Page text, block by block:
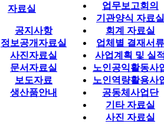
자료실
공지사항
정보공개자료실
사진자료실
문서자료실
보도자료
생산품안내
업무보고회의
기관양식 자료실
회계 자료실
업체별 결재서류
사업계획 및 실
노인공익활동사
노인역량활용사
공동체사업단
기타 자료실
사진 자료실